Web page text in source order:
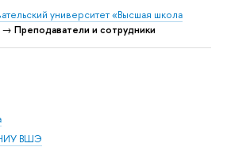
университет «Высшая школа
→ Преподаватели и сотрудники
НИУ ВШЭ